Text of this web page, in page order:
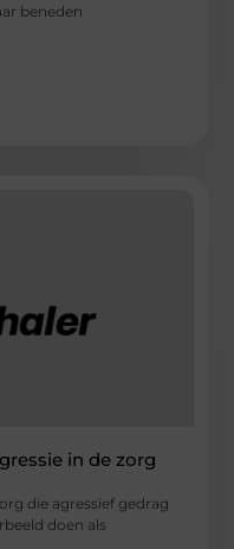
beneden
in de zorg
die agressief gedrag
doen als